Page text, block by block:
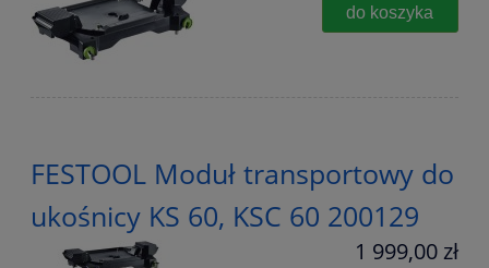
do koszyka
FESTOOL Moduł transportowy do
ukośnicy KS 60, KSC 60 200129
1 999,00 zł